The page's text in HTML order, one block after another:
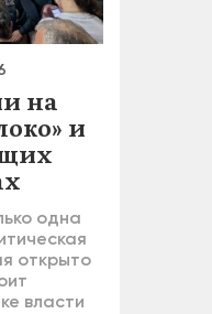
на
и
одна
открыто
власти